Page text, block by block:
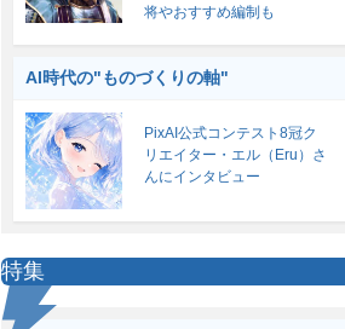
将やおすすめ編制も
AI時代の"ものづくりの軸"
PixAI公式コンテスト8冠ク
リエイター・エル（Eru）さ
んにインタビュー
特集